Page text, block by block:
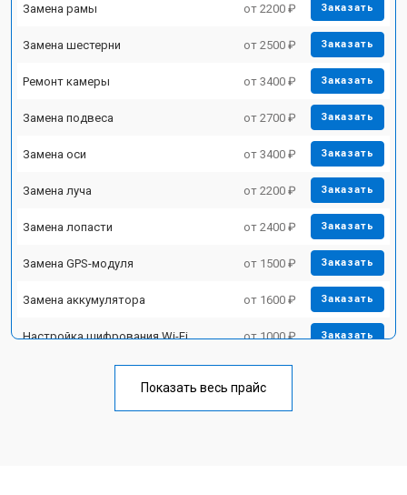
Замена рамы от 2200 ₽ Заказать
Замена шестерни от 2500 ₽ Заказать
Ремонт камеры от 3400 ₽ Заказать
Замена подвеса от 2700 ₽ Заказать
Замена оси от 3400 ₽ Заказать
Замена луча от 2200 ₽ Заказать
Замена лопасти от 2400 ₽ Заказать
Замена GPS-модуля от 1500 ₽ Заказать
Замена аккумулятора от 1600 ₽ Заказать
Настройка шифрования Wi-Fi от 1000 ₽ Заказать
Замена материнской платы от 2800 ₽
Показать весь прайс